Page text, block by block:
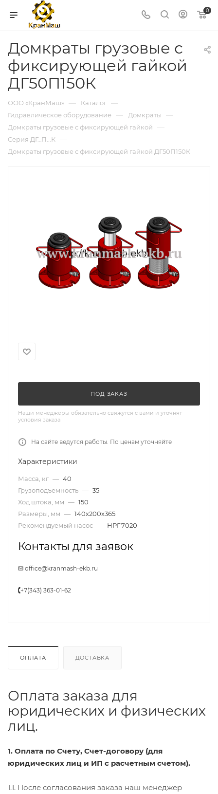
0
Домкраты грузовые с
фиксирующей гайкой
ДГ50П150К
ООО «КранМаш» — Каталог —
Гидравлическое оборудование — Домкраты —
Домкраты грузовые с фиксирующей гайкой —
Серия ДГ…П...К —
Домкраты грузовые с фиксирующей гайкой ДГ50П150К
ПОД ЗАКАЗ
Наши менеджеры обязательно свяжутся с вами и уточнят
условия заказа
На сайте ведутся работы. По ценам уточняйте
Характеристики
Масса, кг — 40
Грузоподъемность — 35
Ход штока, мм — 150
Размеры, мм — 140х200х365
Рекомендуемый насос — НРГ-7020
Контакты для заявок
office@kranmash-ekb.ru
+7(343) 363-01-62
ОПЛАТА ДОСТАВКА
Оплата заказа для
юридических и физических
лиц.
1. Оплата по Счету, Счет-договору (для
юридических лиц и ИП с расчетным счетом).
1.1. После согласования заказа наш менеджер